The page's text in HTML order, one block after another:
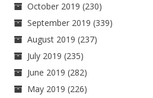
October 2019 (230)
September 2019 (339)
August 2019 (237)
July 2019 (235)
June 2019 (282)
May 2019 (226)